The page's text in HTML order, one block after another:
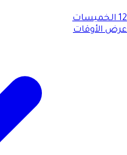
12 الخميسات
عرض الأوقات